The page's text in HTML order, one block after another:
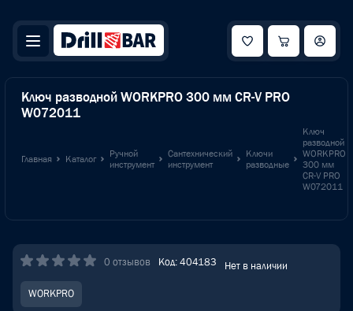
Ключ разводной WORKPRO 300 мм CR-V PRO
W072011
Главная Каталог
Ручной
инструмент
Сантехнический
инструмент
Ключи
разводные
Ключ
разводной
WORKPRO
300 мм
CR-V PRO
W072011
0 отзывов Код: 404183 Нет в наличии
WORKPRO